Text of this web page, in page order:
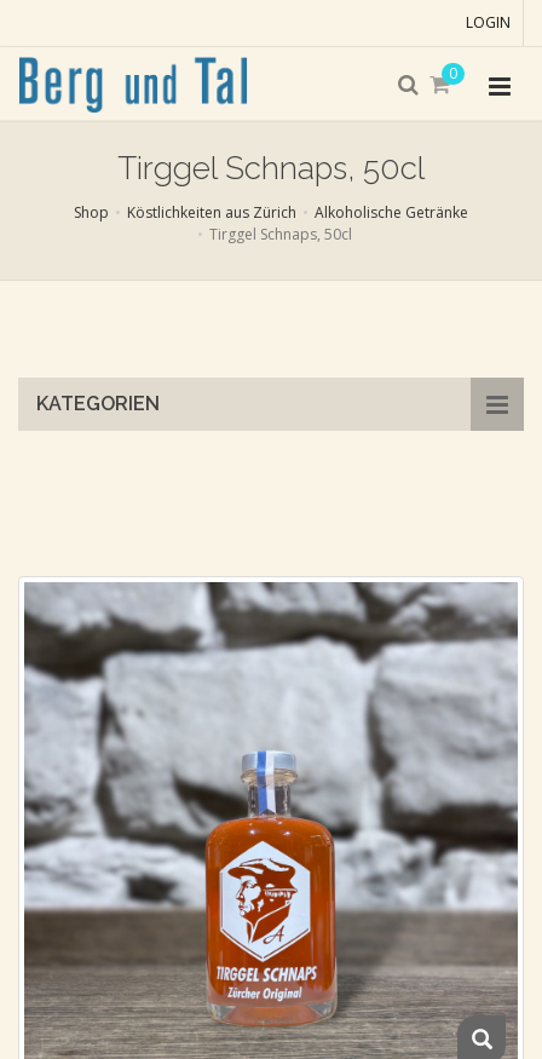
LOGIN
0
Tirggel Schnaps, 50cl
Shop Köstlichkeiten aus Zürich
Alkoholische Getränke
Tirggel Schnaps, 50cl
KATEGORIEN